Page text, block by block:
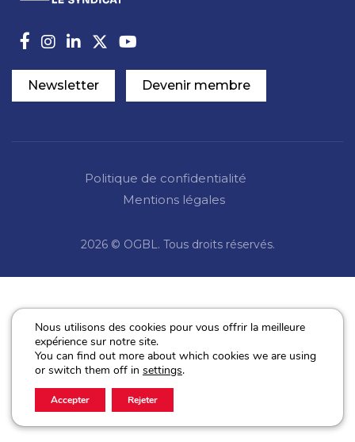
Newsletter Devenir membre
Politique de confidentialité
Mentions légales
2026 © OGBL. Tous droits réservés.
Nous utilisons des cookies pour vous offrir la meilleure
expérience sur notre site.
You can find out more about which cookies we are using
or switch them off in settings.
Accepter Rejeter